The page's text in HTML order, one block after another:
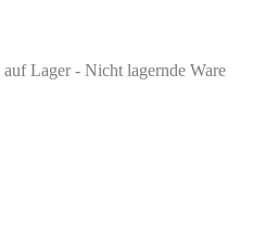
Lager - Nicht lagernde Ware